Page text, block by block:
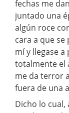
fechas me
juntado una
algún roce
cara a que
mí y llegase
totalmente el
me da terror
fuera de una
Dicho lo